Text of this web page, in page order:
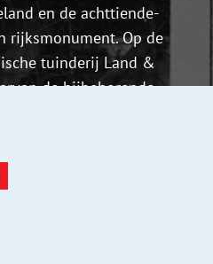
en de achttiende-
rijksmonument. Op de
tuinderij Land &
de bijbehorende
dinsdag t/m
parkbos achter het